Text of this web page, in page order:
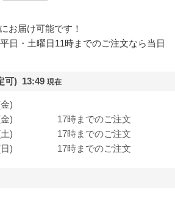
にお届け可能です！
日・土曜日11時までのご注文なら当日
可) 13:49 現在
)
)
17時までのご注文
)
17時までのご注文
) 17時までのご注文